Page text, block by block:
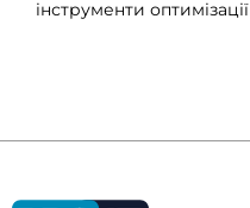
інструменти оптимізації